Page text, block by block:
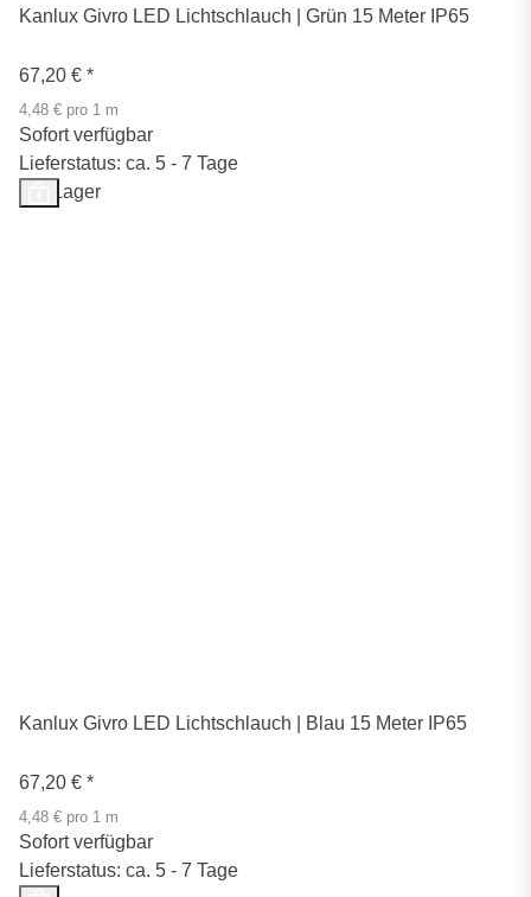
Kanlux Givro LED Lichtschlauch | Grün 15 Meter IP65
67,20 € *
4,48 € pro 1 m
Sofort verfügbar
Lieferstatus: ca. 5 - 7 Tage
Auf Lager
Kanlux Givro LED Lichtschlauch | Blau 15 Meter IP65
67,20 € *
4,48 € pro 1 m
Sofort verfügbar
Lieferstatus: ca. 5 - 7 Tage